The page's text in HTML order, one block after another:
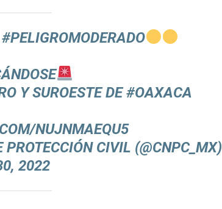
#PELIGROMODERADO
Y SUROESTE DE#OAXACA
NUJNMAEQU5
CIVIL (@CNPC_MX)
2022